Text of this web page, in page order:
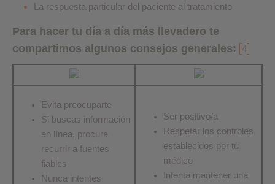
La respuesta particular del paciente al tratamiento
Para hacer tu día a día más llevadero te
compartimos algunos consejos generales:
4
Evita preocuparte
Si buscas información
en línea, procura
recurrir a fuentes
fiables
Nunca intentes
Ser positivo/a
Respetar los controles
establecidos por tu
médico
Intenta mantener una